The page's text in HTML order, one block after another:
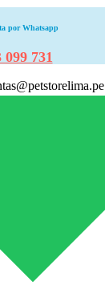
por Whatsapp
099 731